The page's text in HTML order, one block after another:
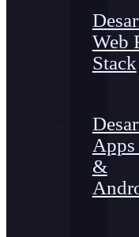
Web
Stack
&